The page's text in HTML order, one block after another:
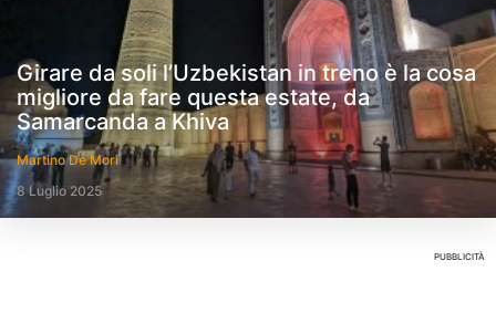
Girare da soli l’Uzbekistan in treno è la cosa
migliore da fare questa estate, da
Samarcanda a Khiva
Martino De Mori
8 Luglio 2025
PUBBLICITÀ